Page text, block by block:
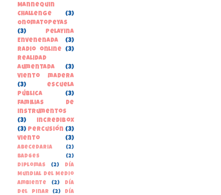
Mannequin
Challenge
(3)
Onomatopeyas
(3)
Pelayina
Envenenada
(3)
Radio online
(3)
Realidad
Aumentada
(3)
Viento madera
(3)
escuela
pública
(3)
familias de
instrumentos
(3)
incredibox
(3) percusión (3)
viento
(3)
Abecedaria
(2)
Badges
(2)
Diplomas
(2)
Día
Mundial del Medio
Ambiente
(2)
Día
del Pinar
(2)
Día